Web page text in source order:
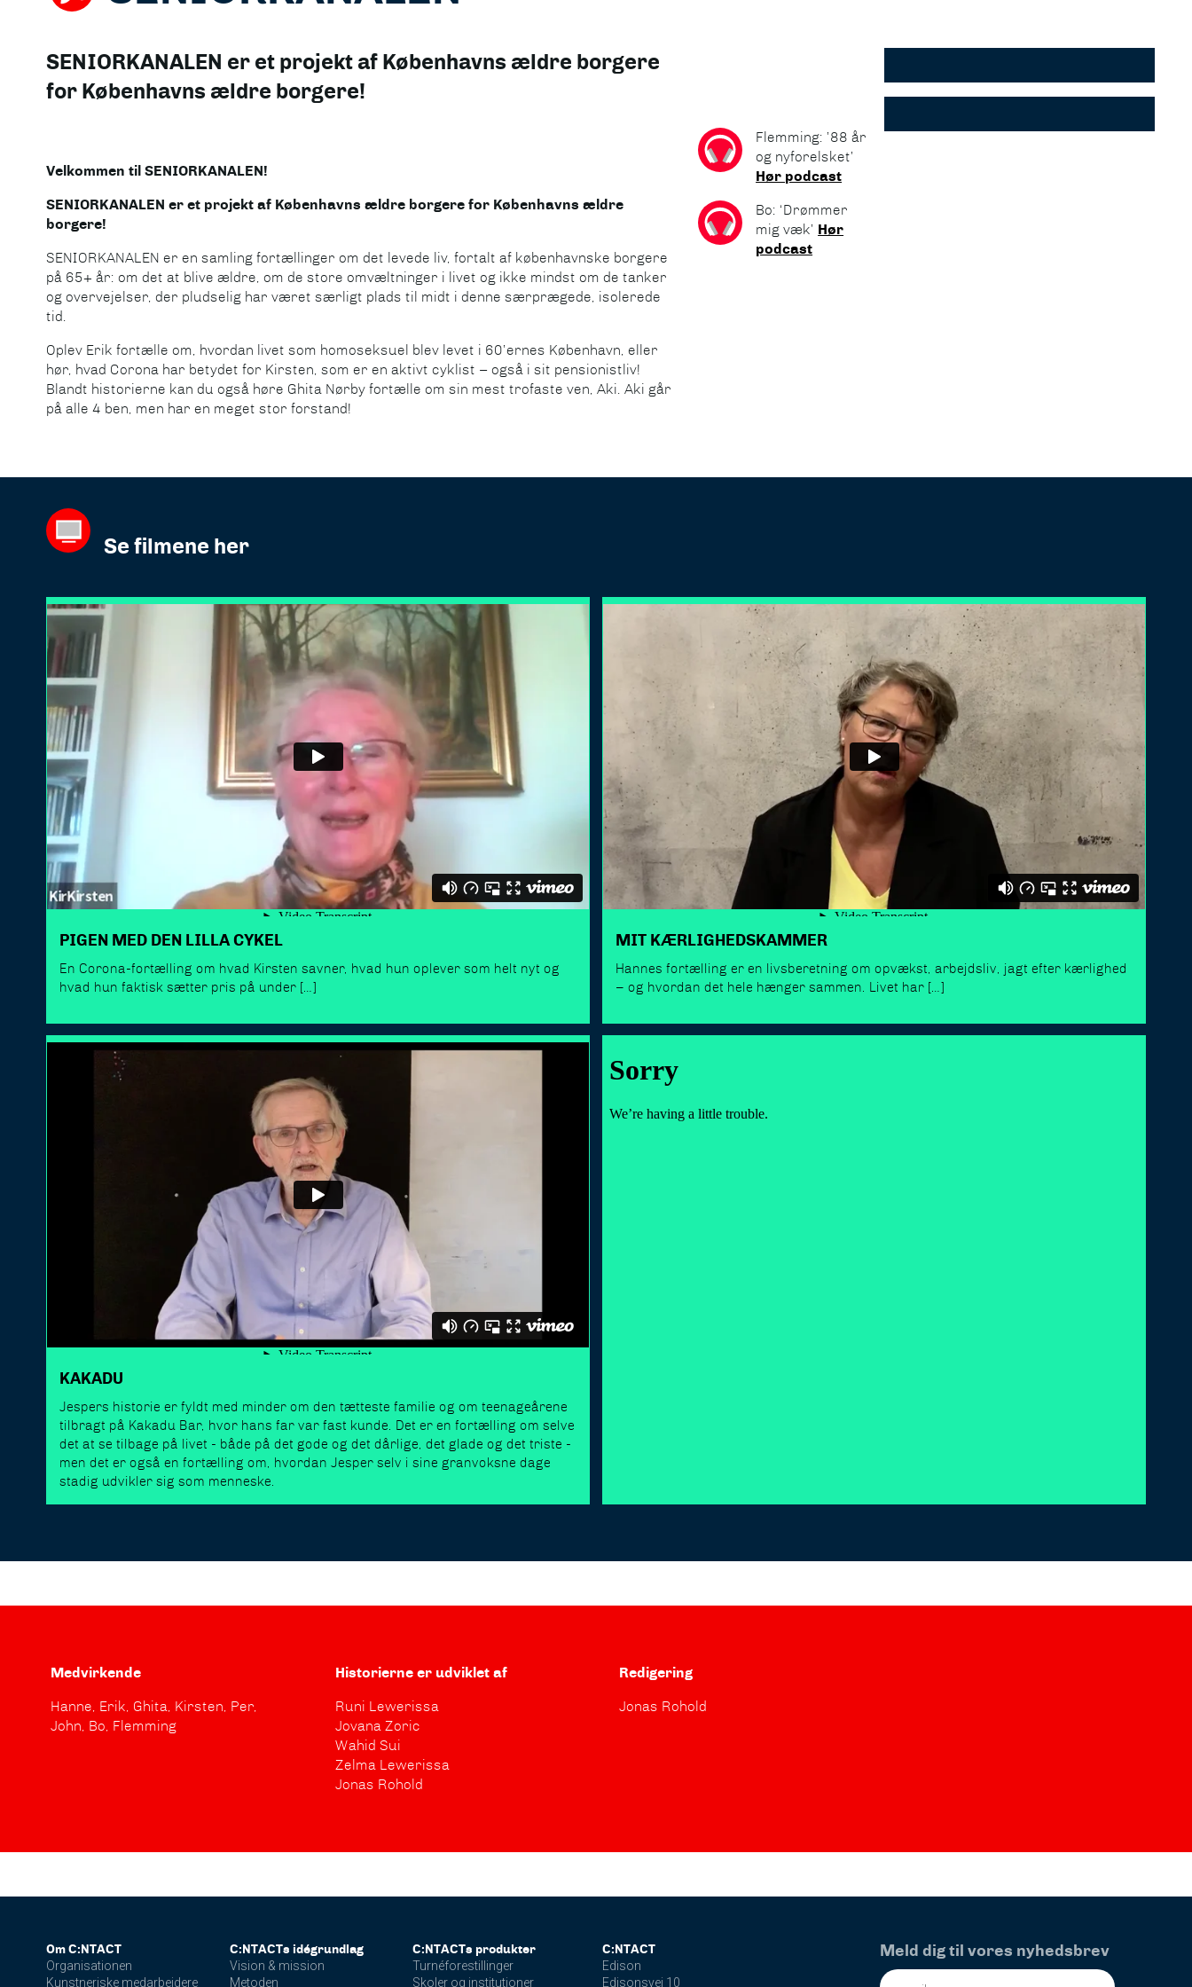
SENIORKANALEN er et projekt af Københavns ældre borgere
for Københavns ældre borgere!
Velkommen til SENIORKANALEN!
SENIORKANALEN er et projekt af Københavns ældre borgere for Københavns ældre
borgere!
SENIORKANALEN er en samling fortællinger om det levede liv, fortalt af københavnske borgere
på 65+ år: om det at blive ældre, om de store omvæltninger i livet og ikke mindst om de tanker
og overvejelser, der pludselig har været særligt plads til midt i denne særprægede, isolerede
tid.
Oplev Erik fortælle om, hvordan livet som homoseksuel blev levet i 60’ernes København, eller
hør, hvad Corona har betydet for Kirsten, som er en aktivt cyklist – også i sit pensionistliv!
Blandt historierne kan du også høre Ghita Nørby fortælle om sin mest trofaste ven, Aki. Aki går
på alle 4 ben, men har en meget stor forstand!
Flemming: ’88 år
og nyforelsket’
Hør podcast
Bo: ‘Drømmer
mig væk’ Hør
podcast
Se filmene her
PIGEN MED DEN LILLA CYKEL
En Corona-fortælling om hvad Kirsten savner, hvad hun oplever som helt nyt og
hvad hun faktisk sætter pris på under […]
MIT KÆRLIGHEDSKAMMER
Hannes fortælling er en livsberetning om opvækst, arbejdsliv, jagt efter kærlighed
– og hvordan det hele hænger sammen. Livet har […]
KAKADU
Jespers historie er fyldt med minder om den tætteste familie og om teenageårene
tilbragt på Kakadu Bar, hvor hans far var fast kunde. Det er en fortælling om selve
det at se tilbage på livet - både på det gode og det dårlige, det glade og det triste -
men det er også en fortælling om, hvordan Jesper selv i sine granvoksne dage
stadig udvikler sig som menneske.
Medvirkende
Hanne, Erik, Ghita, Kirsten, Per,
John, Bo, Flemming
Historierne er udviklet af
Runi Lewerissa
Jovana Zoric
Wahid Sui
Zelma Lewerissa
Jonas Rohold
Redigering
Jonas Rohold
Om C:NTACT
Organisationen
Kunstneriske medarbejdere
C:NTACTs idégrundlag
Vision & mission
Metoden
C:NTACTs produkter
Turnéforestillinger
Skoler og institutioner
C:NTACT
Edison
Edisonsvej 10
Meld dig til vores nyhedsbrev